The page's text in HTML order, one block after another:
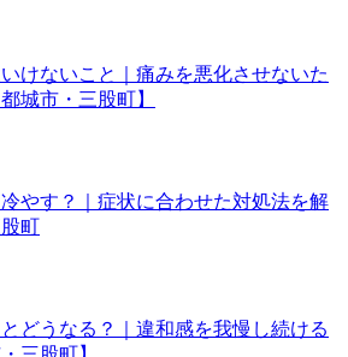
けないこと｜痛みを悪化させないた
城市・三股町】
やす？｜症状に合わせた対処法を解
町
どうなる？｜違和感を我慢し続ける